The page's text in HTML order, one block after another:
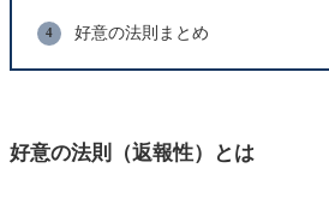
好意の法則まとめ
好意の法則（返報性）とは